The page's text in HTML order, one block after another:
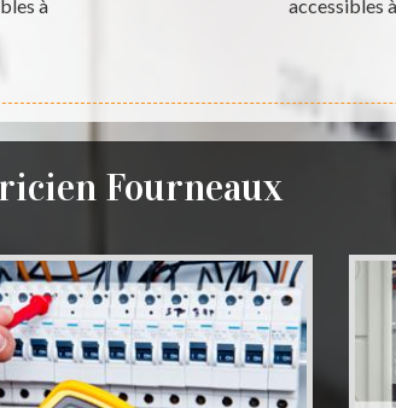
à
accessibles
Fourneaux